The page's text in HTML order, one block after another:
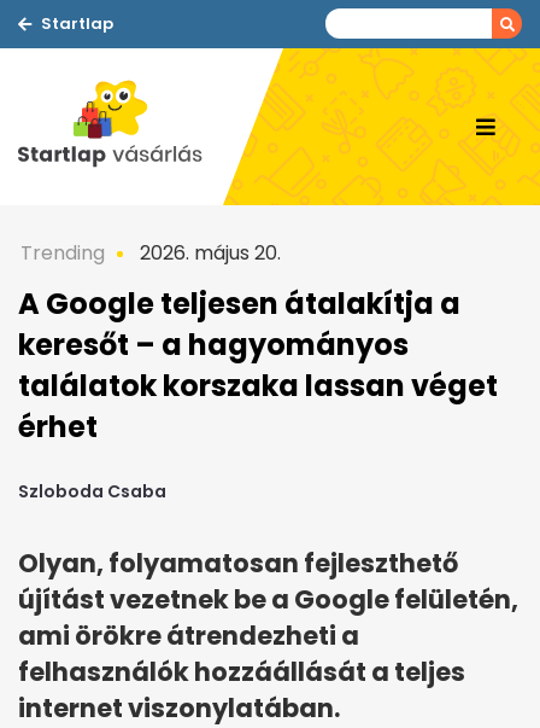
Startlap
Trending 2026. május 20.
A Google teljesen átalakítja a
keresőt – a hagyományos
találatok korszaka lassan véget
érhet
Szloboda Csaba
Olyan, folyamatosan fejleszthető
újítást vezetnek be a Google felületén,
ami örökre átrendezheti a
felhasználók hozzáállását a teljes
internet viszonylatában.